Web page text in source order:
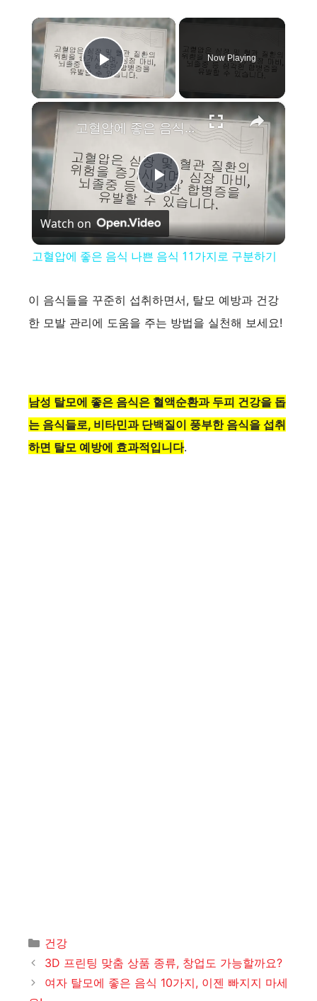
×
Play Video
Now Playing
×
P
l
y
i
d
고혈압에 좋은 음식 나쁜 음식 11가지로 구분하기
Watch on
고혈압에 좋은 음식 나쁜 음식 11가지로 구분하기
이 음식들을 꾸준히 섭취하면서, 탈모 예방과 건강
한 모발 관리에 도움을 주는 방법을 실천해 보세요!
남성 탈모에 좋은 음식은 혈액순환과 두피 건강을 돕
는 음식들로, 비타민과 단백질이 풍부한 음식을 섭취
하면 탈모 예방에 효과적입니다.
카
테
리
건강
3D 프린팅 맞춤 상품 종류, 창업도 가능할까요?
여자 탈모에 좋은 음식 10가지, 이젠 빠지지 마세